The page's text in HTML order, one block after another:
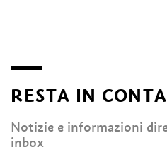
RESTA IN
Notizie e informazioni
inbox